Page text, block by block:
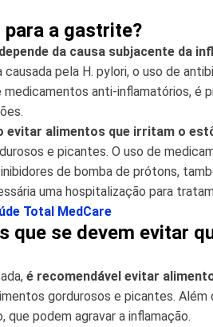
a gastrite?
depende da causa subjacente da
pela H. pylori, o uso de
anti-inflamatórios, é
evitar alimentos que irritam o
e picantes. O uso de
de bomba de prótons,
uma hospitalização para
Total MedCare
que se devem evitar
é recomendável evitar
gordurosos e picantes. Além
podem agravar a inflamação.